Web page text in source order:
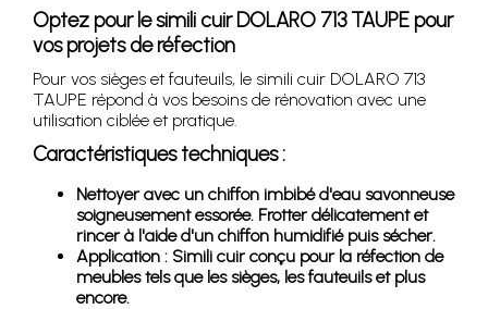
Optez pour le simili cuir DOLARO 713 TAUPE pour
vos projets de réfection
Pour vos sièges et fauteuils, le simili cuir DOLARO 713
TAUPE répond à vos besoins de rénovation avec une
utilisation ciblée et pratique.
Caractéristiques techniques :
Nettoyer avec un chiffon imbibé d'eau savonneuse
soigneusement essorée. Frotter délicatement et
rincer à l'aide d'un chiffon humidifié puis sécher.
Application : Simili cuir conçu pour la réfection de
meubles tels que les sièges, les fauteuils et plus
encore.